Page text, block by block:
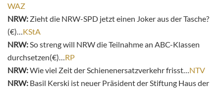
WAZ
NRW: Zieht die NRW-SPD jetzt einen Joker aus der Tasche?
(€)… KStA
NRW: So streng will NRW die Teilnahme an ABC-Klassen
durchsetzen(€)… RP
NRW:Wie viel Zeit der Schienenersatzverkehr frisst… NTV
NRW: Basil Kerski ist neuer Präsident der Stiftung Haus der